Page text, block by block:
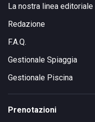
La nostra linea editoriale
Redazione
F.A.Q.
Gestionale Spiaggia
Gestionale Piscina
Prenotazioni